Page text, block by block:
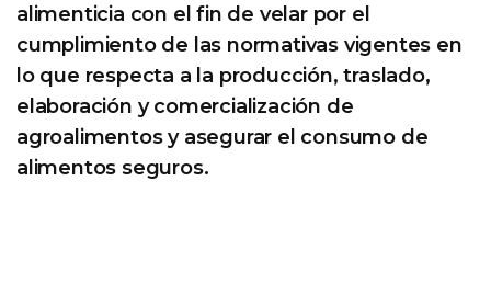
alimenticia con el fin de velar por el
cumplimiento de las normativas vigentes en
lo que respecta a la producción, traslado,
elaboración y comercialización de
agroalimentos y asegurar el consumo de
alimentos seguros.